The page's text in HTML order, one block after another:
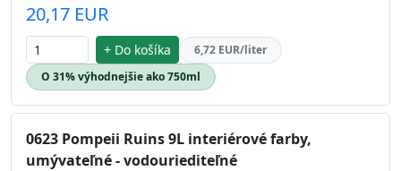
20,17 EUR
+ Do košíka
6,72 EUR/liter
O 31% výhodnejšie ako 750ml
0623 Pompeii Ruins 9L interiérové farby,
umývateľné - vodouriediteľné